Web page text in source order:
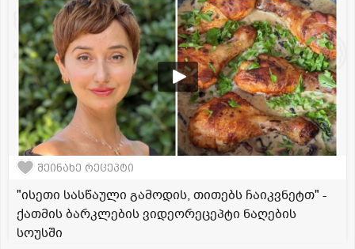
შეინახე რეცეპტი
"ისეთი სასწაული გამოდის, თითებს ჩაიკვნეტთ" -
ქათმის ბარკლების ვიდეორეცეპტი ნაღების
სოუსში